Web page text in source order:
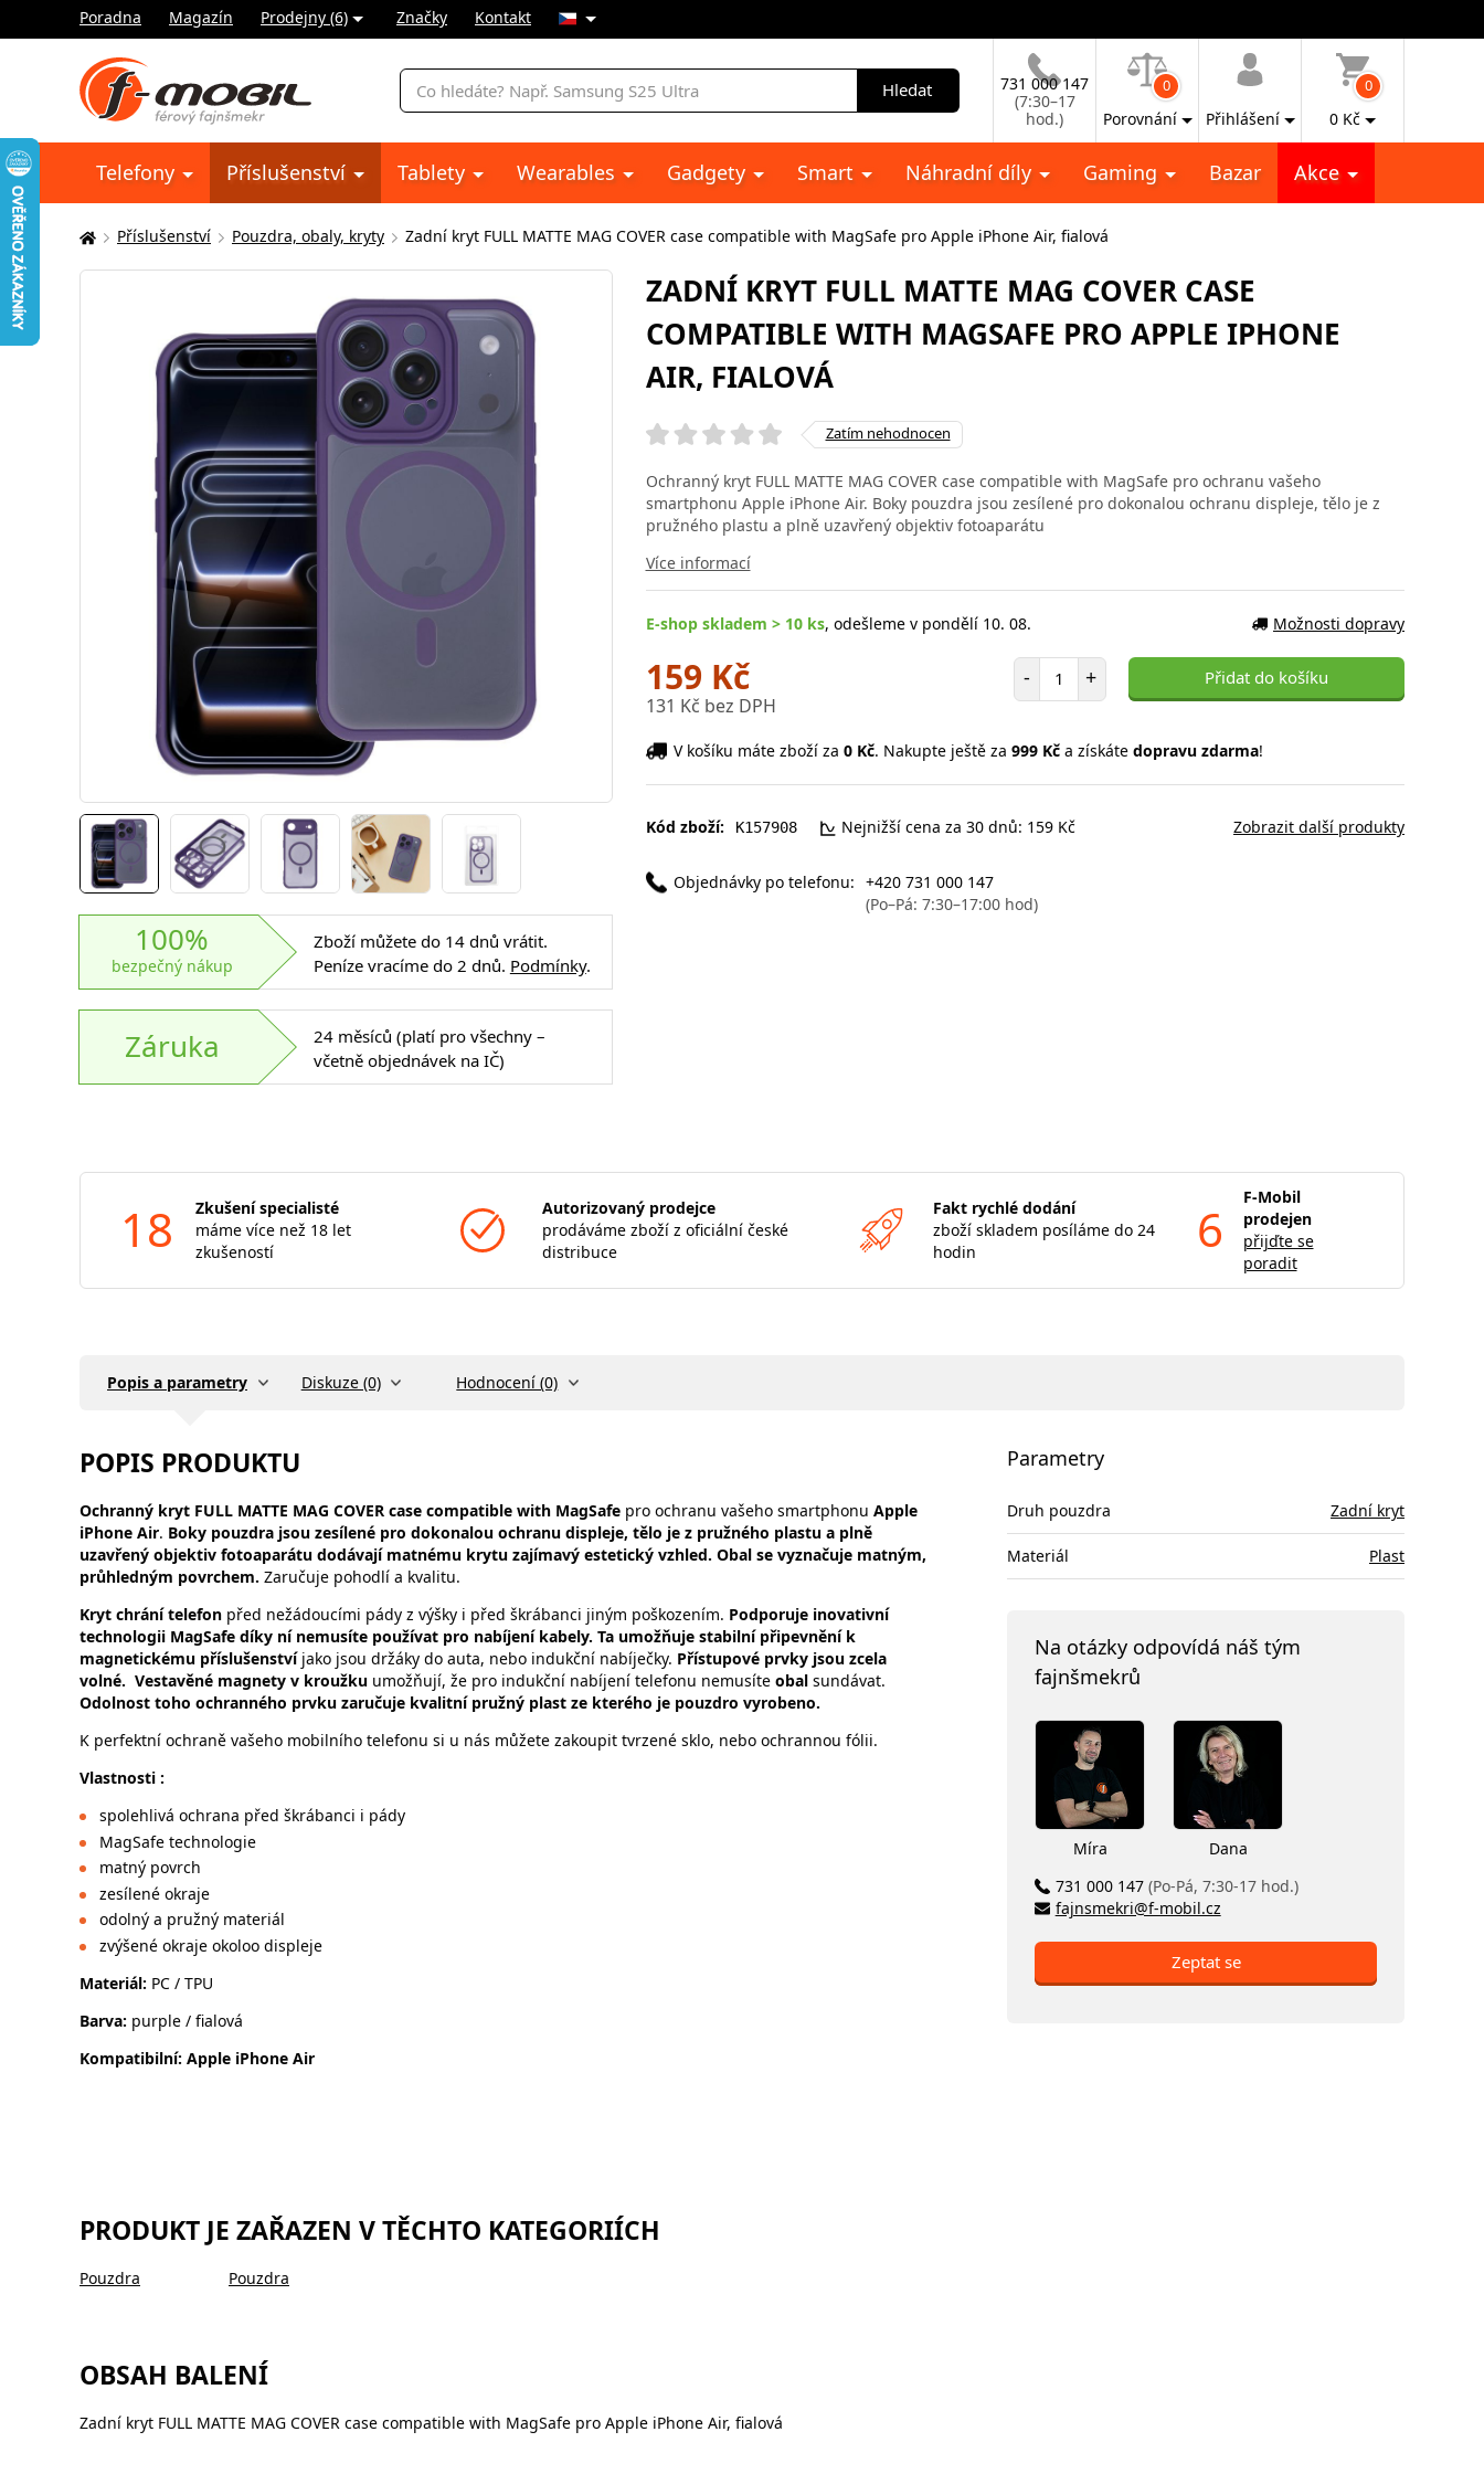
Poradna Magazín Prodejny (6) Značky Kontakt
Vyhledávání
Hledat
731 000 147
(7:30–17
hod.)
0
Porovnání Přihlášení
0
0 Kč
Telefony Příslušenství Tablety Wearables Gadgety Smart Náhradní díly Gaming Bazar Akce
Zde
se
Příslušenství Pouzdra, obaly, kryty Zadní kryt FULL MATTE MAG COVER case compatible with MagSafe pro Apple iPhone Air, fialová
100%
bezpečný nákup
Zboží můžete do 14 dnů vrátit.
Peníze vracíme do 2 dnů. Podmínky.
Záruka
24 měsíců (platí pro všechny –
včetně objednávek na IČ)
ZADNÍ KRYT FULL MATTE MAG COVER CASE
COMPATIBLE WITH MAGSAFE PRO APPLE IPHONE
AIR, FIALOVÁ
Zatím nehodnocen
Ochranný kryt FULL MATTE MAG COVER case compatible with MagSafe pro ochranu vašeho
smartphonu Apple iPhone Air. Boky pouzdra jsou zesílené pro dokonalou ochranu displeje, tělo je z
pružného plastu a plně uzavřený objektiv fotoaparátu
Více informací
E-shop skladem > 10 ks, odešleme v pondělí 10. 08. Možnosti dopravy
159 Kč
131 Kč bez DPH
- Počet položek
+ Přidat do košíku
V košíku máte zboží za 0 Kč. Nakupte ještě za 999 Kča získáte dopravu zdarma!
Kód zboží: K157908 Nejnižší cena za 30 dnů: 159 Kč
Objednávky po telefonu: +420 731 000 147
(Po–Pá: 7:30–17:00 hod)
Zobrazit další produkty
18
Zkušení specialisté
máme více než 18 let
zkušeností
Autorizovaný prodejce
prodáváme zboží z oficiální české
distribuce
Fakt rychlé dodání
zboží skladem posíláme do 24
hodin
6
F-Mobil
prodejen
přijďte se
poradit
Popis a parametry Diskuze (0) Hodnocení (0)
POPIS PRODUKTU
Ochranný kryt FULL MATTE MAG COVER case compatible with MagSafe pro ochranu vašeho smartphonu Apple
iPhone Air. Boky pouzdra jsou zesílené pro dokonalou ochranu displeje, tělo je z pružného plastu a plně
uzavřený objektiv fotoaparátu dodávají matnému krytu zajímavý estetický vzhled. Obal se vyznačuje matným,
průhledným povrchem. Zaručuje pohodlí a kvalitu.
Kryt chrání telefon před nežádoucími pády z výšky i před škrábanci jiným poškozením. Podporuje inovativní
technologii MagSafe díky ní nemusíte používat pro nabíjení kabely. Ta umožňuje stabilní připevnění k
magnetickému příslušenství jako jsou držáky do auta, nebo indukční nabíječky. Přístupové prvky jsou zcela
volné. Vestavěné magnety v kroužku umožňují, že pro indukční nabíjení telefonu nemusíte obal sundávat.
Odolnost toho ochranného prvku zaručuje kvalitní pružný plast ze kterého je pouzdro vyrobeno.
K perfektní ochraně vašeho mobilního telefonu si u nás můžete zakoupit tvrzené sklo, nebo ochrannou fólii.
Vlastnosti :
spolehlivá ochrana před škrábanci i pády
MagSafe technologie
matný povrch
zesílené okraje
odolný a pružný materiál
zvýšené okraje okoloo displeje
Materiál: PC / TPU
Barva: purple / fialová
Kompatibilní: Apple iPhone Air
PRODUKT JE ZAŘAZEN V TĚCHTO KATEGORIÍCH
Pouzdra Pouzdra
OBSAH BALENÍ
Zadní kryt FULL MATTE MAG COVER case compatible with MagSafe pro Apple iPhone Air, fialová
Parametry
Druh pouzdra Zadní kryt
Materiál Plast
Na otázky odpovídá náš tým
fajnšmekrů
Míra
Dana
731 000 147 (Po-Pá, 7:30-17 hod.)
fajnsmekri@f-mobil.cz
Zeptat se